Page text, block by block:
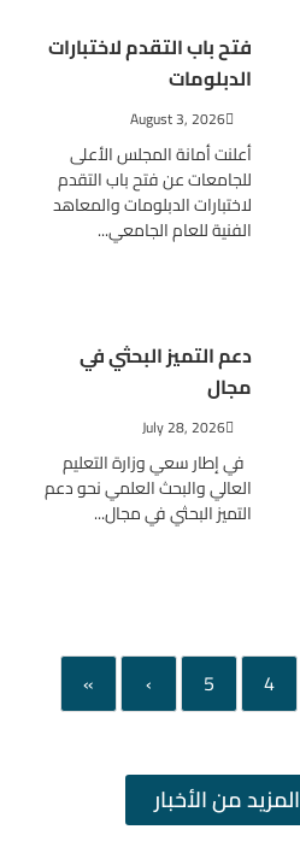
فتح باب التقدم لاختبارات
الدبلومات
August 3, 2026
أعلنت أمانة المجلس الأعلى
للجامعات عن فتح باب التقدم
لاختبارات الدبلومات والمعاهد
الفنية للعام الجامعي...
دعم التميز البحثي في
مجال
July 28, 2026
في إطار سعي وزارة التعليم
العالي والبحث العلمي نحو دعم
التميز البحثي في مجال...
4
5
›
»
المزيد من الأخبار